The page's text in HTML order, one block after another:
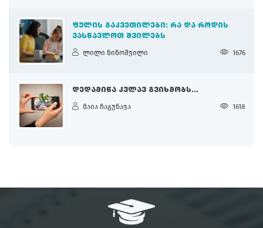
ᲤᲣᲚᲘᲡ ᲒᲐᲙᲕᲔᲗᲘᲚᲔᲑᲘ: ᲠᲐ ᲓᲐ ᲠᲝᲓᲘᲡ
ᲕᲐᲡᲬᲐᲕᲚᲝᲗ ᲨᲕᲘᲚᲔᲑᲡ
ლილი ნინოშვილი 1676
ᲓᲔᲓᲐᲛᲘᲬᲐ ᲙᲕᲚᲐᲕ ᲒᲕᲘᲮᲛᲝᲑᲡ...
მაია ჩაგუნავა 1618